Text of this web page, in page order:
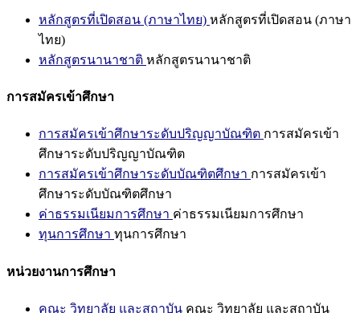
หลักสูตรที่เปิดสอน (ภาษาไทย) หลักสูตรที่เปิดสอน (ภาษา
ไทย)
หลักสูตรนานาชาติ หลักสูตรนานาชาติ
การสมัครเข้าศึกษา
การสมัครเข้าศึกษาระดับปริญญาบัณฑิต การสมัครเข้า
ศึกษาระดับปริญญาบัณฑิต
การสมัครเข้าศึกษาระดับบัณฑิตศึกษา การสมัครเข้า
ศึกษาระดับบัณฑิตศึกษา
ค่าธรรมเนียมการศึกษา ค่าธรรมเนียมการศึกษา
ทุนการศึกษา ทุนการศึกษา
หน่วยงานการศึกษา
คณะ วิทยาลัย และสถาบัน คณะ วิทยาลัย และสถาบัน